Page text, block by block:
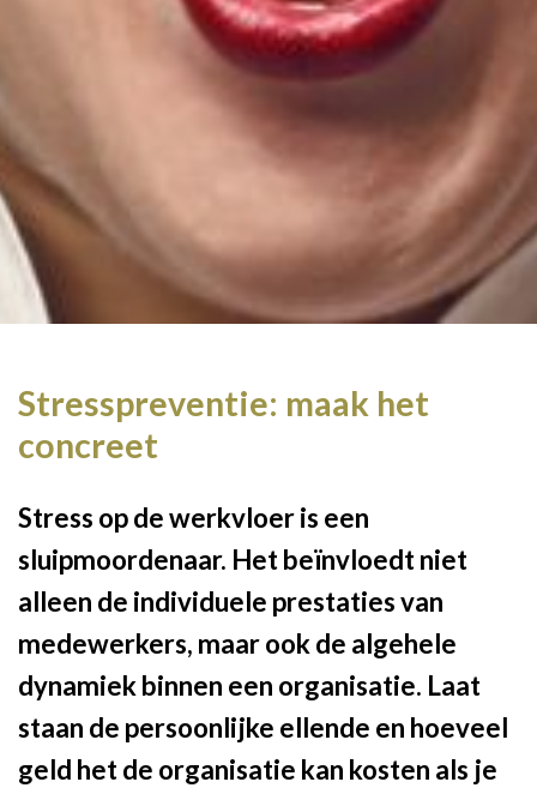
Stresspreventie: maak het
concreet
Stress op de werkvloer is een
sluipmoordenaar. Het beïnvloedt niet
alleen de individuele prestaties van
medewerkers, maar ook de algehele
dynamiek binnen een organisatie. Laat
staan de persoonlijke ellende en hoeveel
geld het de organisatie kan kosten als je